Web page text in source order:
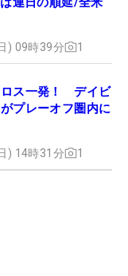
) 09時39分 1
ロス一発！ デイビ
プレーオフ圏内に
) 14時31分 1